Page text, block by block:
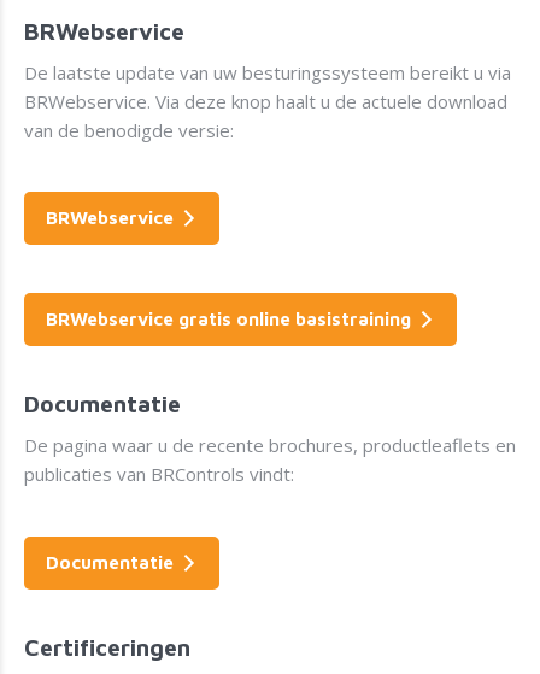
BRWebservice
De laatste update van uw besturingssysteem bereikt u via
BRWebservice. Via deze knop haalt u de actuele download
van de benodigde versie:
BRWebservice
BRWebservice gratis online basistraining
Documentatie
De pagina waar u de recente brochures, productleaflets en
publicaties van BRControls vindt:
Documentatie
Certificeringen